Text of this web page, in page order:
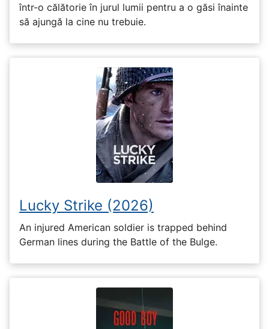
într-o călătorie în jurul lumii pentru a o găsi înainte
să ajungă la cine nu trebuie.
Lucky Strike (2026)
An injured American soldier is trapped behind
German lines during the Battle of the Bulge.